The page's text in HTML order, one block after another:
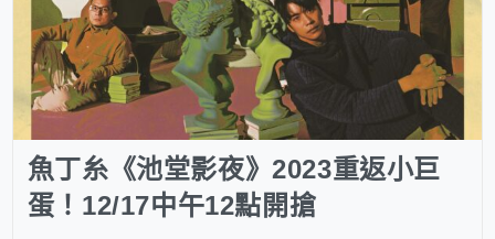
魚丁糸《池堂影夜》2023重返小巨
蛋！12/17中午12點開搶